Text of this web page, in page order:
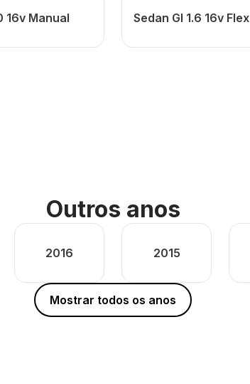
16v Manual Sedan Gl 1.6 16v Flex
Outros anos
2016 2015
Mostrar todos os anos